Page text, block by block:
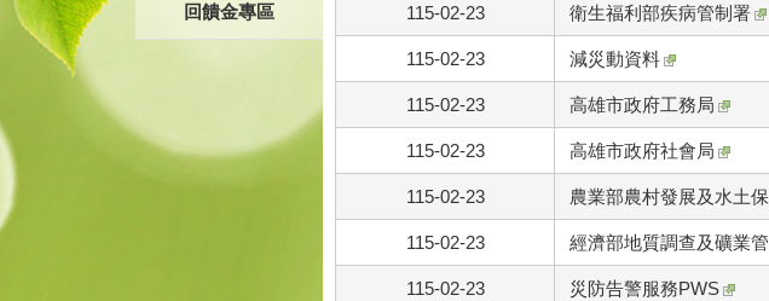
回饋金專區 115-02-23 衛生福利部疾病管制署
115-02-23 減災動資料
115-02-23 高雄市政府工務局
115-02-23 高雄市政府社會局
115-02-23 農業部農村發展及水土
115-02-23 經濟部地質調查及礦業
115-02-23 災防告警服務PWS